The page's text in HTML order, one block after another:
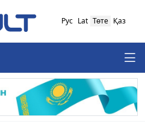
Қаз
Төте
Lat
Рус